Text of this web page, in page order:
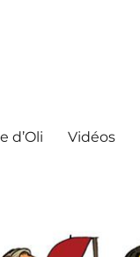
d’Oli Vidéos